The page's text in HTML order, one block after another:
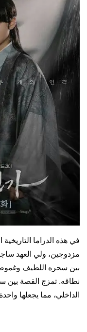
في هذه الدراما
مزدوجين، ولي العهد
بين سحره اللطيف وغموضه
نطاقه. تمزج القصة بين
الداخلي، مما يجعلها